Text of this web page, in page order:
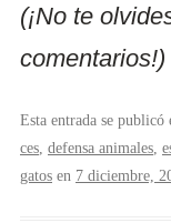
(¡No te
comentarios!)
Esta entrada se publicó
ces defensa animales
gatos en 7 diciembre,